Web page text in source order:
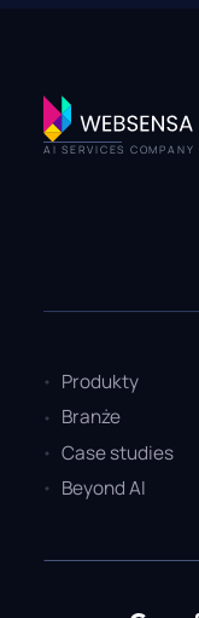
AI SERVICES COMPANY
Produkty
Branże
Case studies
Beyond AI